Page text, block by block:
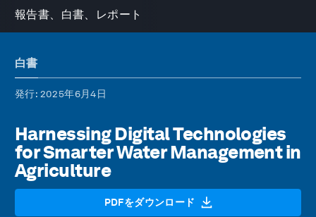
報告書、白書、レポート
白書
発行: 2025年6月4日
Harnessing Digital Technologies
for Smarter Water Management in
Agriculture
PDFをダウンロード